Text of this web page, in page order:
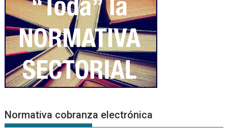
Normativa cobranza electrónica